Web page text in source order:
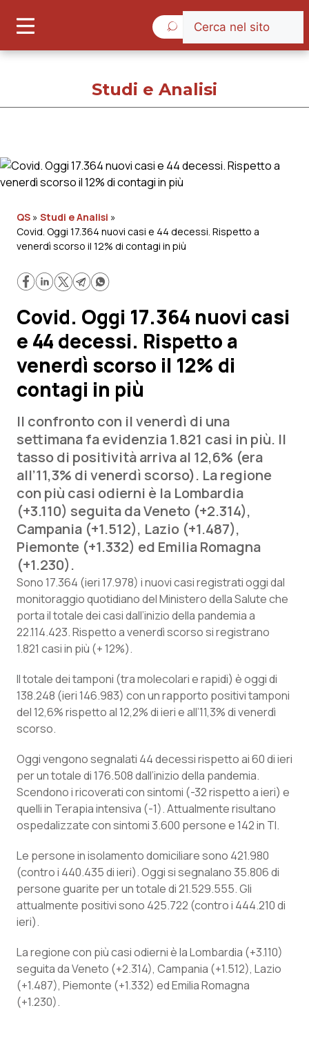
Giovedì 6 Agosto 2026
Governo e Parlamento
Regioni e Asl
Lavoro e Professioni
Scienza e Farmaci
Studi e Analisi
Lettere al direttore
Edizioni Regionali
QS Pro
Professionisti Sanitari.AI
Abruzzo
Basilicata
Calabria
Emilia-Romagna
Friuli Venezia Giulia
Lazio
Liguria
Marche
Piemonte
Provincia Autonoma di Bolzano
QS Pro Gold
Artrite & artrosi
Asma & BPCO
Colesterolo & coronaropatie
Dermatite Atopica
Diabete & glucometri
Disturbi dell’umore
Donna & Salute
HIV
Infezioni & Febbre
QS Club Newsletter
Studi e Analisi
QS » Studi e Analisi »
Covid. Oggi 17.364 nuovi casi e 44 decessi. Rispetto a
venerdì scorso il 12% di contagi in più
Covid. Oggi 17.364 nuovi casi
e 44 decessi. Rispetto a
venerdì scorso il 12% di
contagi in più
Il confronto con il venerdì di una
settimana fa evidenzia 1.821 casi in più. Il
tasso di positività arriva al 12,6% (era
all’11,3% di venerdì scorso). La regione
con più casi odierni è la Lombardia
(+3.110) seguita da Veneto (+2.314),
Campania (+1.512), Lazio (+1.487),
Piemonte (+1.332) ed Emilia Romagna
(+1.230).
Sono 17.364 (ieri 17.978) i nuovi casi registrati oggi dal
monitoraggio quotidiano del Ministero della Salute che
porta il totale dei casi dall’inizio della pandemia a
22.114.423. Rispetto a venerdì scorso si registrano
1.821 casi in più (+ 12%).
Il totale dei tamponi (tra molecolari e rapidi) è oggi di
138.248 (ieri 146.983) con un rapporto positivi tamponi
del 12,6% rispetto al 12,2% di ieri e all’11,3% di venerdì
scorso.
Oggi vengono segnalati 44 decessi rispetto ai 60 di ieri
per un totale di 176.508 dall’inizio della pandemia.
Scendono i ricoverati con sintomi (-32 rispetto a ieri) e
quelli in Terapia intensiva (-1). Attualmente risultano
ospedalizzate con sintomi 3.600 persone e 142 in TI.
Le persone in isolamento domiciliare sono 421.980
(contro i 440.435 di ieri). Oggi si segnalano 35.806 di
persone guarite per un totale di 21.529.555. Gli
attualmente positivi sono 425.722 (contro i 444.210 di
ieri).
La regione con più casi odierni è la Lombardia (+3.110)
seguita da Veneto (+2.314), Campania (+1.512), Lazio
(+1.487), Piemonte (+1.332) ed Emilia Romagna
(+1.230).